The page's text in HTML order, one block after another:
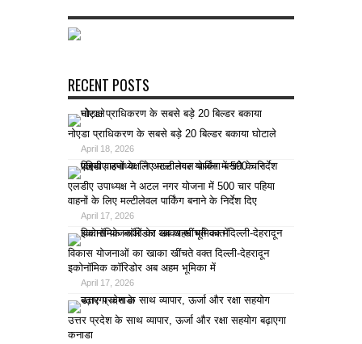
RECENT POSTS
नोएडा प्राधिकरण के सबसे बड़े 20 बिल्डर बकाया घोटाले
April 18, 2026
एलडीए उपाध्यक्ष ने अटल नगर योजना में 500 चार पहिया
वाहनों के लिए मल्टीलेवल पार्किंग बनाने के निर्देश दिए
April 17, 2026
विकास योजनाओं का खाका खींचते वक्त दिल्ली-देहरादून
इकोनॉमिक कॉरिडोर अब अहम भूमिका में
April 17, 2026
उत्तर प्रदेश के साथ व्यापार, ऊर्जा और रक्षा सहयोग बढ़ाएगा
कनाडा